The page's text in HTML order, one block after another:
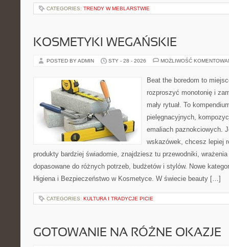
CATEGORIES: TRENDY W MEBLARSTWIE
KOSMETYKI WEGAŃSKIE
POSTED BY ADMIN STY - 28 - 2026 MOŻLIWOŚĆ
Beat the boredom to
rozproszyć monotonię i
mały rytuał. To
pielęgnacyjnych,
emaliach paznokciowych.
wskazówek, chcesz lepiej
produkty bardziej świadomie, znajdziesz tu przewodniki,
dopasowane do różnych potrzeb, budżetów i stylów. Nowe
Higiena i Bezpieczeństwo w Kosmetyce. W świecie beauty […]
CATEGORIES: KULTURA I TRADYCJE PICIE
GOTOWANIE NA RÓŻNE OKAZJE